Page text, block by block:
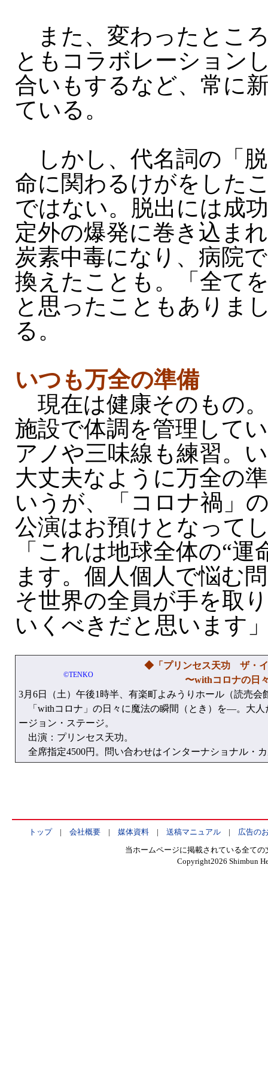
また、変わったとこ
ともコラボレーション
合いもするなど、常に
ている。
しかし、代名詞の「
命に関わるけがをした
ではない。脱出には成
定外の爆発に巻き込ま
炭素中毒になり、病院
換えたことも。「全て
と思ったこともありま
る。
いつも万全の準備
現在は健康そのもの
施設で体調を管理して
アノや三味線も練習。
大丈夫なように万全の
いうが、「コロナ禍」
公演はお預けとなって
「これは地球全体の“
ます。個人個人で悩む
そ世界の全員が手を取
いくべきだと思います
©TENKO
◆「プリンセス天功 ザ・イ
〜withコロナの日々に
3月6日（土）午後1時半、有楽町よみうりホール（読売会
「withコロナ」の日々に魔法の瞬間（とき）を—。大人
ージョン・ステージ。
出演：プリンセス天功。
全席指定4500円。問い合わせはインターナショナル・カ
トップ| 会社概要| 媒体資料| 送稿マニュアル| 広告の
当ホームページに掲載されている全て
Copyright2026 Shimbun